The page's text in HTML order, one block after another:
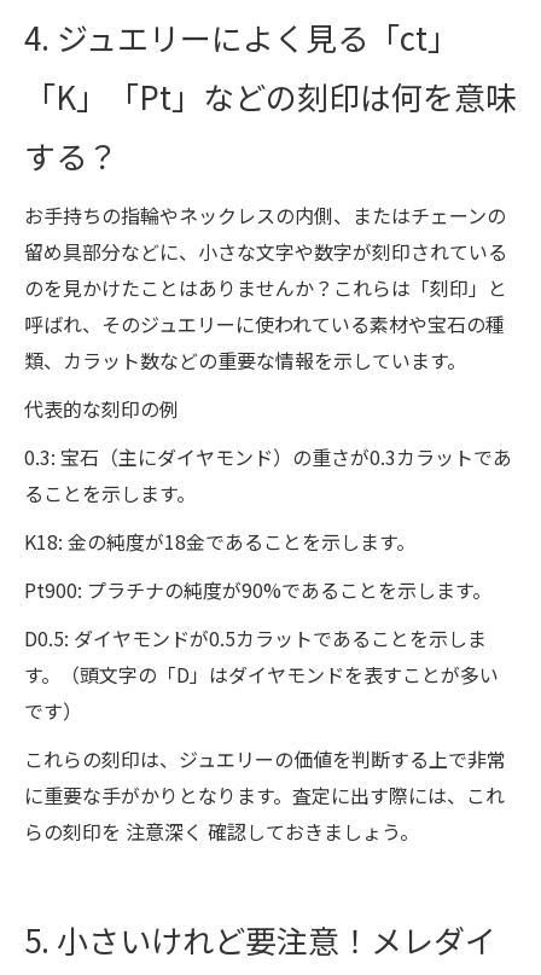
4. ジュエリーによく見る「ct」
「K」「Pt」などの刻印は何を意味
する？
お手持ちの指輪やネックレスの内側、またはチェーンの
留め具部分などに、小さな文字や数字が刻印されている
のを見かけたことはありませんか？これらは「刻印」と
呼ばれ、そのジュエリーに使われている素材や宝石の種
類、カラット数などの重要な情報を示しています。
代表的な刻印の例
0.3: 宝石（主にダイヤモンド）の重さが0.3カラットであ
ることを示します。
K18: 金の純度が18金であることを示します。
Pt900: プラチナの純度が90%であることを示します。
D0.5: ダイヤモンドが0.5カラットであることを示しま
す。（頭文字の「D」はダイヤモンドを表すことが多い
です）
これらの刻印は、ジュエリーの価値を判断する上で非常
に重要な手がかりとなります。査定に出す際には、これ
らの刻印を 注意深く 確認しておきましょう。
5. 小さいけれど要注意！メレダイ